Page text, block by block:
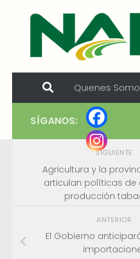
Skip to content
Quienes
SÍGANOS:
SIGUIENTE
Agricultura y la
articulan políticas de
producción
ANTERIOR
El Gobierno